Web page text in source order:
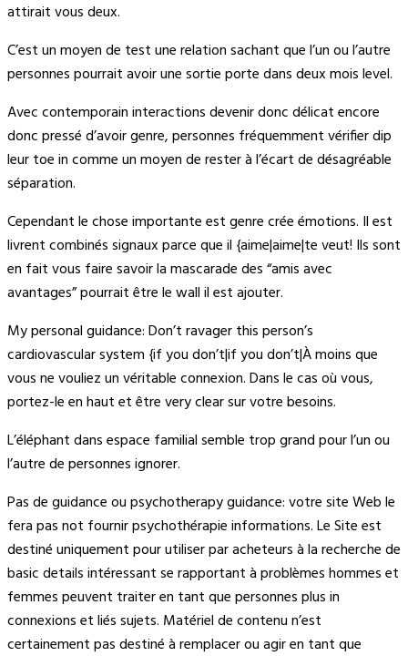
attirait vous deux.
C’est un moyen de test une relation sachant que l’un ou l’autre
personnes pourrait avoir une sortie porte dans deux mois level.
Avec contemporain interactions devenir donc délicat encore
donc pressé d’avoir genre, personnes fréquemment vérifier dip
leur toe in comme un moyen de rester à l’écart de désagréable
séparation.
Cependant le chose importante est genre crée émotions. Il est
livrent combinés signaux parce que il {aime|aime|te veut! Ils sont
en fait vous faire savoir la mascarade des “amis avec
avantages” pourrait être le wall il est ajouter.
My personal guidance: Don’t ravager this person’s
cardiovascular system {if you don’t|if you don’t|À moins que
vous ne vouliez un véritable connexion. Dans le cas où vous,
portez-le en haut et être very clear sur votre besoins.
L’éléphant dans espace familial semble trop grand pour l’un ou
l’autre de personnes ignorer.
Pas de guidance ou psychotherapy guidance: votre site Web le
fera pas not fournir psychothérapie informations. Le Site est
destiné uniquement pour utiliser par acheteurs à la recherche de
basic details intéressant se rapportant à problèmes hommes et
femmes peuvent traiter en tant que personnes plus in
connexions et liés sujets. Matériel de contenu n’est
certainement pas destiné à remplacer ou agir en tant que